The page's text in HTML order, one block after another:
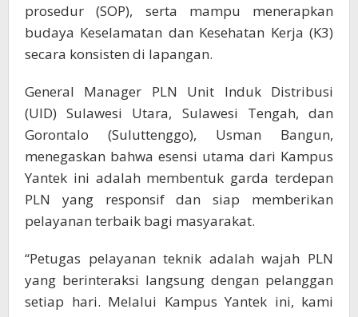
prosedur (SOP), serta mampu menerapkan
budaya Keselamatan dan Kesehatan Kerja (K3)
secara konsisten di lapangan.
General Manager PLN Unit Induk Distribusi
(UID) Sulawesi Utara, Sulawesi Tengah, dan
Gorontalo (Suluttenggo), Usman Bangun,
menegaskan bahwa esensi utama dari Kampus
Yantek ini adalah membentuk garda terdepan
PLN yang responsif dan siap memberikan
pelayanan terbaik bagi masyarakat.
“Petugas pelayanan teknik adalah wajah PLN
yang berinteraksi langsung dengan pelanggan
setiap hari. Melalui Kampus Yantek ini, kami